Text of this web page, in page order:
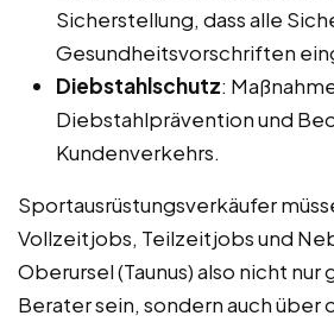
Sicherstellung, dass alle
Gesundheitsvorschriften
Diebstahlschutz:
Diebstahlprävention und
Kundenverkehrs.
Sportausrüstungsverkäufer
Vollzeitjobs, Teilzeitjobs und
Oberursel (Taunus) also nicht nur
Berater sein, sondern auch über